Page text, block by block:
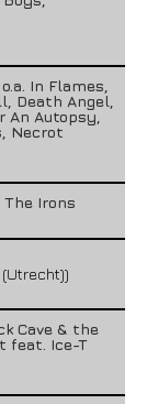
In Flames,
Death Angel,
An Autopsy,
Necrot
Irons
Cave & the
feat. Ice-T